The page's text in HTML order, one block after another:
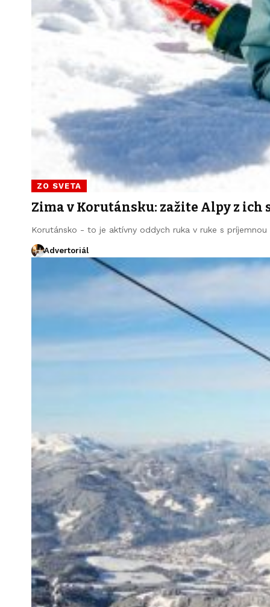
ZO SVETA
Zima v Korutánsku: zažite Alpy z ich
Korutánsko - to je aktívny oddych ruka v ruke s
Advertoriál